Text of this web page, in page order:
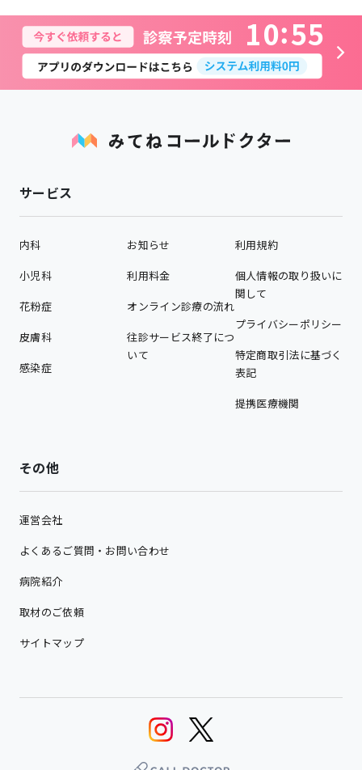
10 55
サービス
内科
小児科
花粉症
皮膚科
感染症
お知らせ
利用料金
オンライン診療の流れ
往診サービス終了につ
いて
利用規約
個人情報の取り扱いに
関して
プライバシーポリシー
特定商取引法に基づく
表記
提携医療機関
その他
運営会社
よくあるご質問・お問い合わせ
病院紹介
取材のご依頼
サイトマップ